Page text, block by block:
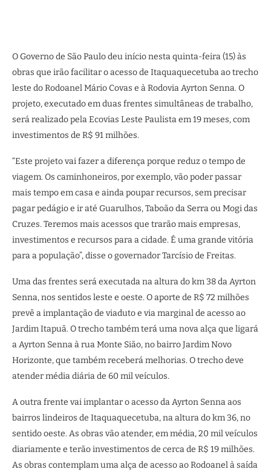
O Governo de São Paulo deu início nesta quinta-feira (15) às
obras que irão facilitar o acesso de Itaquaquecetuba ao trecho
leste do Rodoanel Mário Covas e à Rodovia Ayrton Senna. O
projeto, executado em duas frentes simultâneas de trabalho,
será realizado pela Ecovias Leste Paulista em 19 meses, com
investimentos de R$ 91 milhões.
“Este projeto vai fazer a diferença porque reduz o tempo de
viagem. Os caminhoneiros, por exemplo, vão poder passar
mais tempo em casa e ainda poupar recursos, sem precisar
pagar pedágio e ir até Guarulhos, Taboão da Serra ou Mogi das
Cruzes. Teremos mais acessos que trarão mais empresas,
investimentos e recursos para a cidade. É uma grande vitória
para a população”, disse o governador Tarcísio de Freitas.
Uma das frentes será executada na altura do km 38 da Ayrton
Senna, nos sentidos leste e oeste. O aporte de R$ 72 milhões
prevê a implantação de viaduto e via marginal de acesso ao
Jardim Itapuã. O trecho também terá uma nova alça que ligará
a Ayrton Senna à rua Monte Sião, no bairro Jardim Novo
Horizonte, que também receberá melhorias. O trecho deve
atender média diária de 60 mil veículos.
A outra frente vai implantar o acesso da Ayrton Senna aos
bairros lindeiros de Itaquaquecetuba, na altura do km 36, no
sentido oeste. As obras vão atender, em média, 20 mil veículos
diariamente e terão investimentos de cerca de R$ 19 milhões.
As obras contemplam uma alça de acesso ao Rodoanel à saída